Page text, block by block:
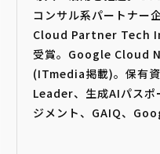
コンサル系パートナー
Cloud Partner Tech
受賞。Google Cloud
(ITmedia掲載)。保有
Leader、生成AIパスポ
ジメント、GAIQ、